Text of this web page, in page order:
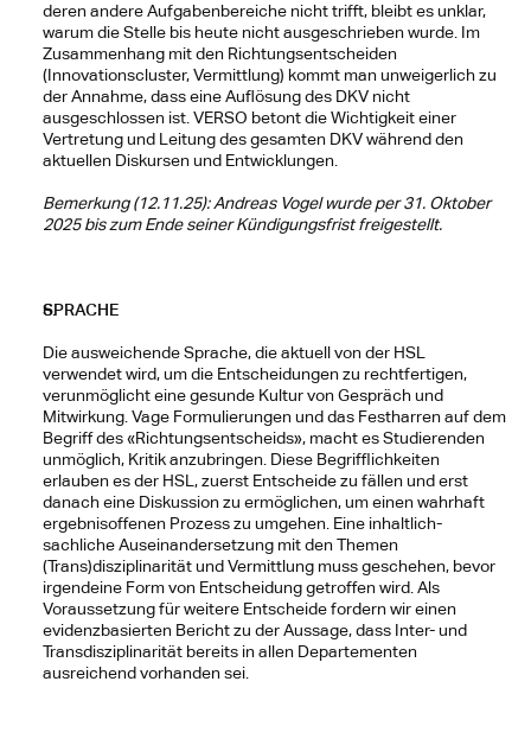
deren andere Aufgabenbereiche nicht trifft, bleibt es unklar,
warum die Stelle bis heute nicht ausgeschrieben wurde. Im
Zusammenhang mit den Richtungsentscheiden
(Innovationscluster, Vermittlung) kommt man unweigerlich zu
der Annahme, dass eine Auflösung des DKV nicht
ausgeschlossen ist. VERSO betont die Wichtigkeit einer
Vertretung und Leitung des gesamten DKV während den
aktuellen Diskursen und Entwicklungen.
Bemerkung (12.11.25): Andreas Vogel wurde per 31. Oktober
2025 bis zum Ende seiner Kündigungsfrist freigestellt.
SPRACHE
Die ausweichende Sprache, die aktuell von der HSL
verwendet wird, um die Entscheidungen zu rechtfertigen,
verunmöglicht eine gesunde Kultur von Gespräch und
Mitwirkung. Vage Formulierungen und das Festharren auf dem
Begriff des «Richtungsentscheids», macht es Studierenden
unmöglich, Kritik anzubringen. Diese Begrifflichkeiten
erlauben es der HSL, zuerst Entscheide zu fällen und erst
danach eine Diskussion zu ermöglichen, um einen wahrhaft
ergebnisoffenen Prozess zu umgehen. Eine inhaltlich-
sachliche Auseinandersetzung mit den Themen
(Trans)disziplinarität und Vermittlung muss geschehen, bevor
irgendeine Form von Entscheidung getroffen wird. Als
Voraussetzung für weitere Entscheide fordern wir einen
evidenzbasierten Bericht zu der Aussage, dass Inter- und
Transdisziplinarität bereits in allen Departementen
ausreichend vorhanden sei.